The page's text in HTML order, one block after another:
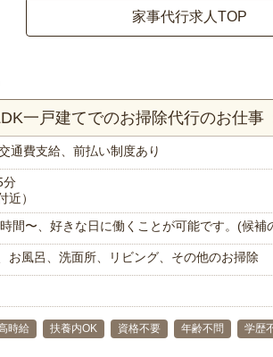
家事代行求人TOP
一戸建てでのお掃除代行のお仕事
交通費支給、前払い制度あり
分
近）
間〜、好きな日に働くことが可能です。(候補
お風呂、洗面所、リビング、その他のお掃除
時給 扶養内OK 資格不要 年齢不問 学歴